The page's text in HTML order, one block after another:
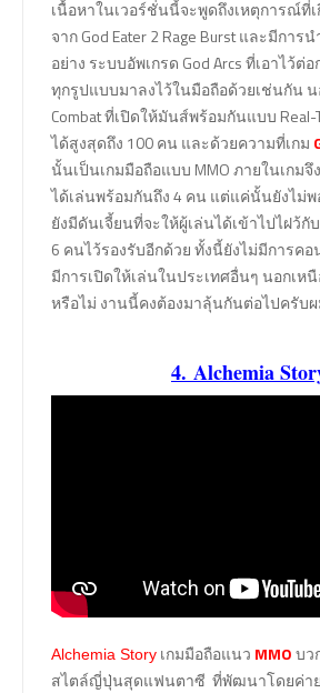
เนื้อหาในเวอร์ชั่นนี้จะพูดถึงเหตุการณ์ที่
จาก God Eater 2 Rage Burst และมีการ
อย่าง ระบบอัพเกรด God Arcs ที่เอาไว้ต่อ
ทุกรูปแบบมาลงไว้ในมือถือด้วยเช่นกัน
Combat ที่เปิดให้มันส์พร้อมกันแบบ Real-
ได้สูงสุดถึง 100 คน และด้วยความที่เกม
นั้นเป็นเกมมือถือแบบ MMO ภายในเกมจึ
ได้เล่นพร้อมกันถึง 4 คน แต่แค่นั้นยังไม่พ
ยังมีดันเจี้ยนที่จะให้ผู้เล่นได้เข้าไปไฝว้กั
6 คนไว้รองรับอีกด้วย ทั้งนี้ยังไม่มีการคอ
มีการเปิดให้เล่นในประเทศอื่นๆ นอกเห
หรือไม่ งานนี้คงต้องมาลุ้นกันต่อไปครับ
4. Alchemia
Alchemia Story เกมมือถือแนว MMOบว
สไตล์ญี่ปุ่นสุดแฟนตาซี ที่พัฒนาโดยค่าย